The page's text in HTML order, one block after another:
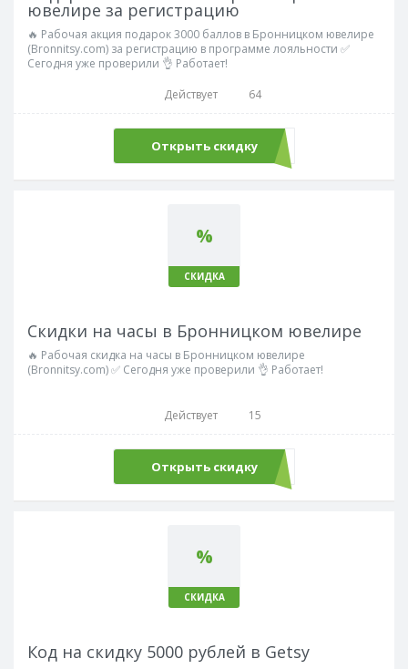
ювелире за регистрацию
🔥 Рабочая акция подарок 3000 баллов в Бронницком ювелире
(Bronnitsy.com) за регистрацию в программе лояльности ✅
Сегодня уже проверили 👌 Работает!
Действует
64
Открыть скидку
%
СКИДКА
Скидки на часы в Бронницком ювелире
🔥 Рабочая скидка на часы в Бронницком ювелире
(Bronnitsy.com) ✅ Сегодня уже проверили 👌 Работает!
Действует 15
Открыть скидку
%
СКИДКА
Код на скидку 5000 рублей в Getsy